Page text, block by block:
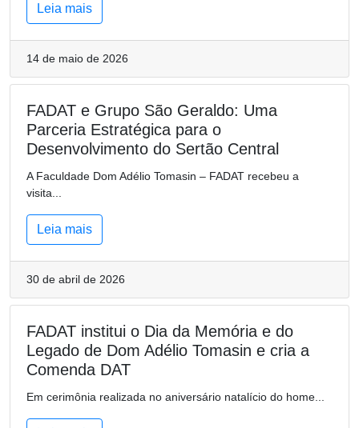
Leia mais
14 de maio de 2026
FADAT e Grupo São Geraldo: Uma
Parceria Estratégica para o
Desenvolvimento do Sertão Central
A Faculdade Dom Adélio Tomasin – FADAT recebeu a
visita...
Leia mais
30 de abril de 2026
FADAT institui o Dia da Memória e do
Legado de Dom Adélio Tomasin e cria a
Comenda DAT
Em cerimônia realizada no aniversário natalício do home...